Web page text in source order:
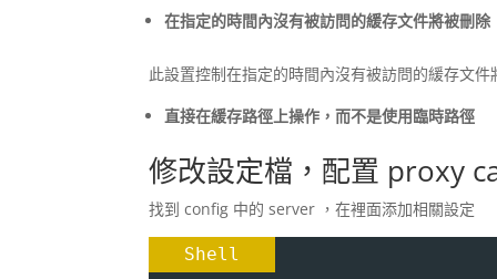
在指定的時間內沒有被訪問的緩存文件將被刪除
此設置控制在指定的時間內沒有被訪問的緩存文件
直接在緩存路徑上操作，而不是使用臨時路徑
修改設定檔，配置 proxy
找到 config 中的 server ，在裡面添加相關設定
Shell